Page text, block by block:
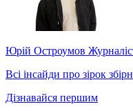
Юрій Остроумов
Всі інсайди про зірок
Дізнавайся першим